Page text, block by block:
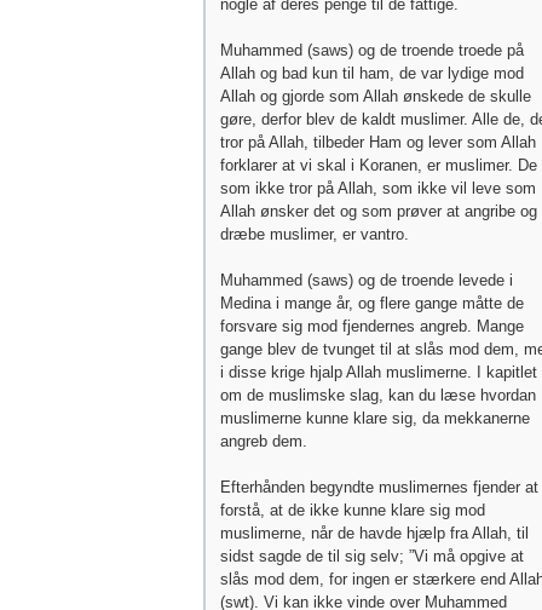
nogle af deres penge til de fattige.
Muhammed (saws) og de troende troede på
Allah og bad kun til ham, de var lydige mod
Allah og gjorde som Allah ønskede de skulle
gøre, derfor blev de kaldt muslimer. Alle de,
tror på Allah, tilbeder Ham og lever som Allah
forklarer at vi skal i Koranen, er muslimer. De
som ikke tror på Allah, som ikke vil leve som
Allah ønsker det og som prøver at angribe og
dræbe muslimer, er vantro.
Muhammed (saws) og de troende levede i
Medina i mange år, og flere gange måtte de
forsvare sig mod fjendernes angreb. Mange
gange blev de tvunget til at slås mod dem,
i disse krige hjalp Allah muslimerne. I kapitlet
om de muslimske slag, kan du læse hvordan
muslimerne kunne klare sig, da mekkanerne
angreb dem.
Efterhånden begyndte muslimernes fjender at
forstå, at de ikke kunne klare sig mod
muslimerne, når de havde hjælp fra Allah, til
sidst sagde de til sig selv; ”Vi må opgive at
slås mod dem, for ingen er stærkere end
(swt). Vi kan ikke vinde over Muhammed